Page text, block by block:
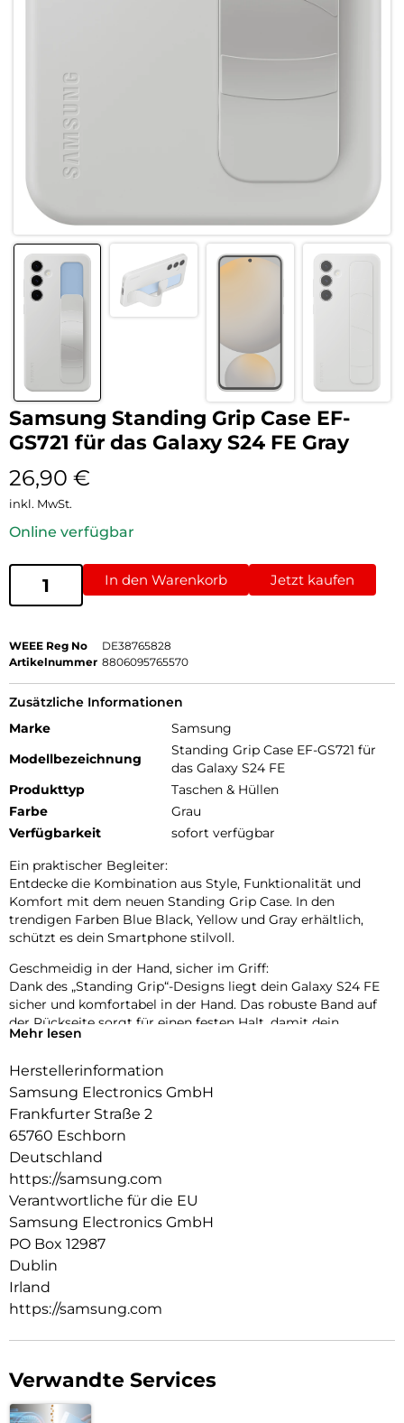
Samsung Standing Grip Case EF-
GS721 für das Galaxy S24 FE Gray
26,90 €
inkl. MwSt.
Online verfügbar
In den Warenkorb Jetzt kaufen
WEEE Reg No
DE38765828
Artikelnummer 8806095765570
Zusätzliche Informationen
Marke
Samsung
Modellbezeichnung
Standing Grip Case EF-GS721 für
das Galaxy S24 FE
Produkttyp
Taschen & Hüllen
Farbe
Grau
Verfügbarkeit
sofort verfügbar
Ein praktischer Begleiter:
Entdecke die Kombination aus Style, Funktionalität und
Komfort mit dem neuen Standing Grip Case. In den
trendigen Farben Blue Black, Yellow und Gray erhältlich,
schützt es dein Smartphone stilvoll.
Geschmeidig in der Hand, sicher im Griff:
Dank des „Standing Grip“-Designs liegt dein Galaxy S24 FE
sicher und komfortabel in der Hand. Das robuste Band auf
der Rückseite sorgt für einen festen Halt, damit dein
Smartphone gut geschützt bei Stürzen bleibt.
Hände frei für maximale Produktivität:
Genieße deine Lieblingsserien, ohne dass du dein
Smartphone ständig festhalten musst. Stelle dein
Grip Case auf und schon kannst du ganz komfortabel deine
Inhalte ansehen. Deine Hände bleiben so für die wirklich
wichtigen Dinge frei.
Mehr lesen
Herstellerinformation
Samsung Electronics GmbH
Frankfurter Straße 2
65760 Eschborn
Deutschland
https://samsung.com
Verantwortliche für die EU
Samsung Electronics GmbH
PO Box 12987
Dublin
Irland
https://samsung.com
Verwandte Services